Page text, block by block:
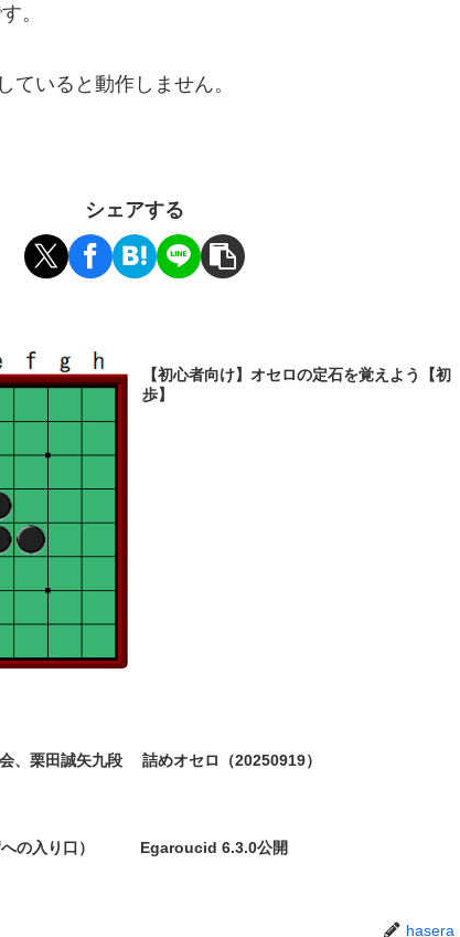
。
いると動作しません。
シェアする
【初心者向け】オセロの定石を覚えよう【初
歩】
、栗田誠矢九段
詰めオセロ（20250919）
の入り口） Egaroucid 6.3.0公開
hasera